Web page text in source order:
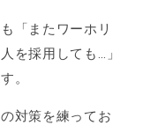
「またワーホリ
を採用しても…」
。
対策を練ってお